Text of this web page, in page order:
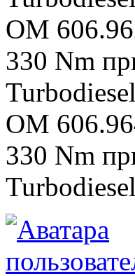
OM
330 Nm
Turbodiesel
OM
330 Nm
Turbodiesel